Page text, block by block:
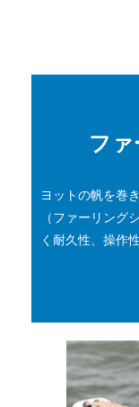
フ
ヨットの帆を巻
（ファーリング
く耐久性、操作